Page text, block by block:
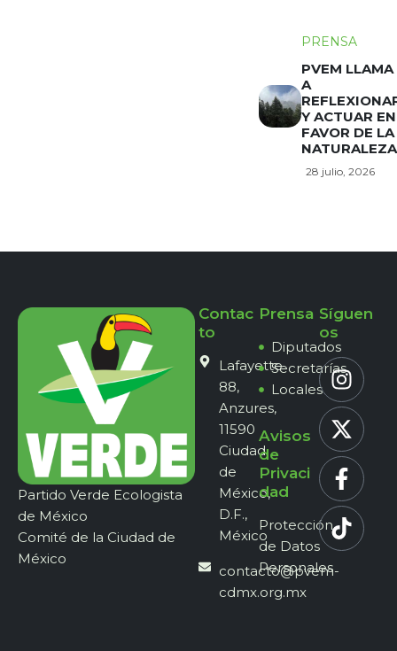
PRENSA
PVEM LLAMA
A
Y ACTUAR EN
FAVOR DE LA
NATURALEZA
28 julio, 2026
Partido Verde Ecologista
de México
Comité de la Ciudad de
México
Contac
to
Lafayette
88,
Anzures,
11590
Ciudad
de
México,
D.F.,
México
contacto@pvem-
cdmx.org.mx
Prensa
Diputados
Secretarías
Locales
Avisos
de
Privaci
dad
Protección
de Datos
Personales
Síguen
os